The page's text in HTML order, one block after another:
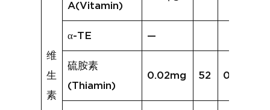
维
生
素
A(Vitamin)
α-TE —
硫胺素
(Thiamin)
0.02mg 52 0.05mg